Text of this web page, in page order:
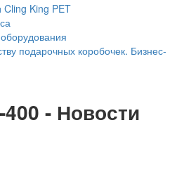
King PET
подарочных коробочек. Бизнес-
- Новости